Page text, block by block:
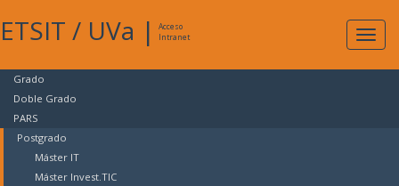
ETSIT / UVa |
Acceso
Intranet
Grado
Doble Grado
PARS
Postgrado
Máster IT
Máster Invest.TIC